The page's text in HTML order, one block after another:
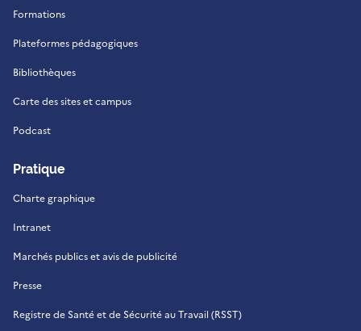
Formations
Plateformes pédagogiques
Bibliothèques
Carte des sites et campus
Podcast
Pratique
Charte graphique
Intranet
Marchés publics et avis de publicité
Presse
Registre de Santé et de Sécurité au Travail (RSST)